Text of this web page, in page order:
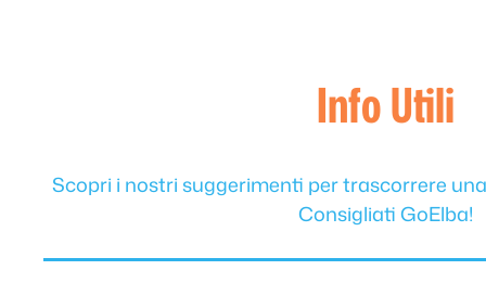
Info Utili
Scopri i nostri suggerimenti per trascorrere
Consigliati GoElba!